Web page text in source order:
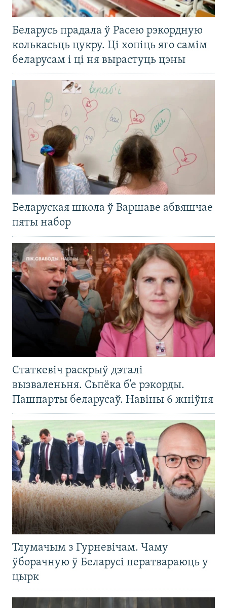
Беларусь прадала ў Расею рэкордную
колькасьць цукру. Ці хопіць яго самім
беларусам і ці ня вырастуць цэны
Беларуская школа ў Варшаве абвяшчае
пяты набор
Статкевіч раскрыў дэталі
вызваленьня. Сьпёка б’е рэкорды.
Пашпарты беларусаў. Навіны 6 жніўня
Тлумачым з Гурневічам. Чаму
ўборачную ў Беларусі ператвараюць у
цырк